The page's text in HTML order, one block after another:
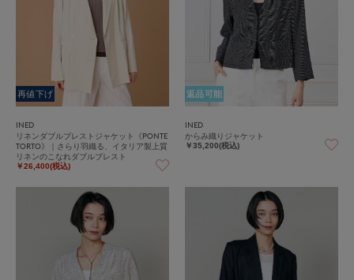
再値下げ
INED
リネンダブルブレストジャケット《PONTE
TORTO》｜さらり羽織る、イタリア製上質
リネンのこなれダブルブレスト
￥26,400(税込)
返品可能
INED
からみ織りジャケット
￥35,200(税込)